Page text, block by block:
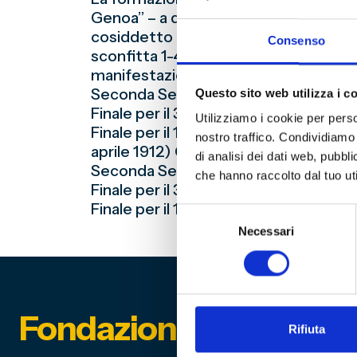
Consenso
Questo sito web utilizza i
Utilizziamo i cookie per
nostro traffico.
di analisi dei dati web,
che hanno raccolto dal tuo
Selezione
Necessari
Rifiuta
Genoa” – a due quadrangolari
cosiddetto Lunedì dell’Angelo) ad
sconfitta 1-4 dal Genoa – sempre
manifestazioni: Prima Semifinale
Seconda Semifinale (domenica 16
Finale per il 3° e il 4° posto (lunedì 17
Finale per il 1° e il 2° posto (lunedì
aprile 1912) Genoa-Zurigo 1-3
Seconda Semifinale (domenica 7
Finale per il 3° e il 4° posto (lunedì 8
Finale per il 1° e il 2° posto (lunedì 8
Fondazione Genoa 1893